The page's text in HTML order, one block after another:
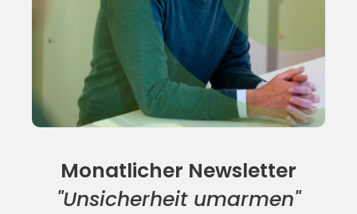
Monatlicher Newsletter
"Unsicherheit umarmen"